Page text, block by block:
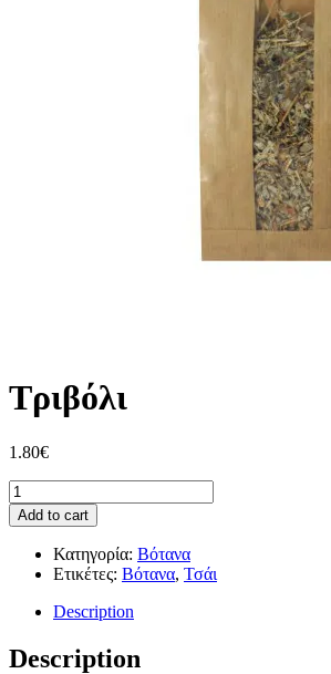
Τριβόλι
1.80€
Ποσότητα
Add to cart
Κατηγορία: Βότανα
Ετικέτες: Βότανα, Τσάι
Description
Description